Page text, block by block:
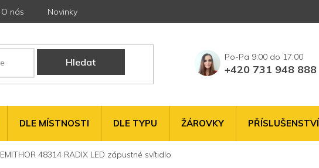
O nás Novinky
Hledat
+420 731 948 888
DLE MÍSTNOSTI DLE TYPU ŽÁROVKY PŘÍSLUŠENSTVÍ
EMITHOR 48314 RADIX LED zápustné svítidlo